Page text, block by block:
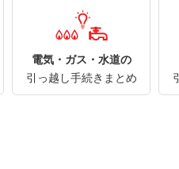
電気・ガス・水道の
引っ越し手続きまとめ